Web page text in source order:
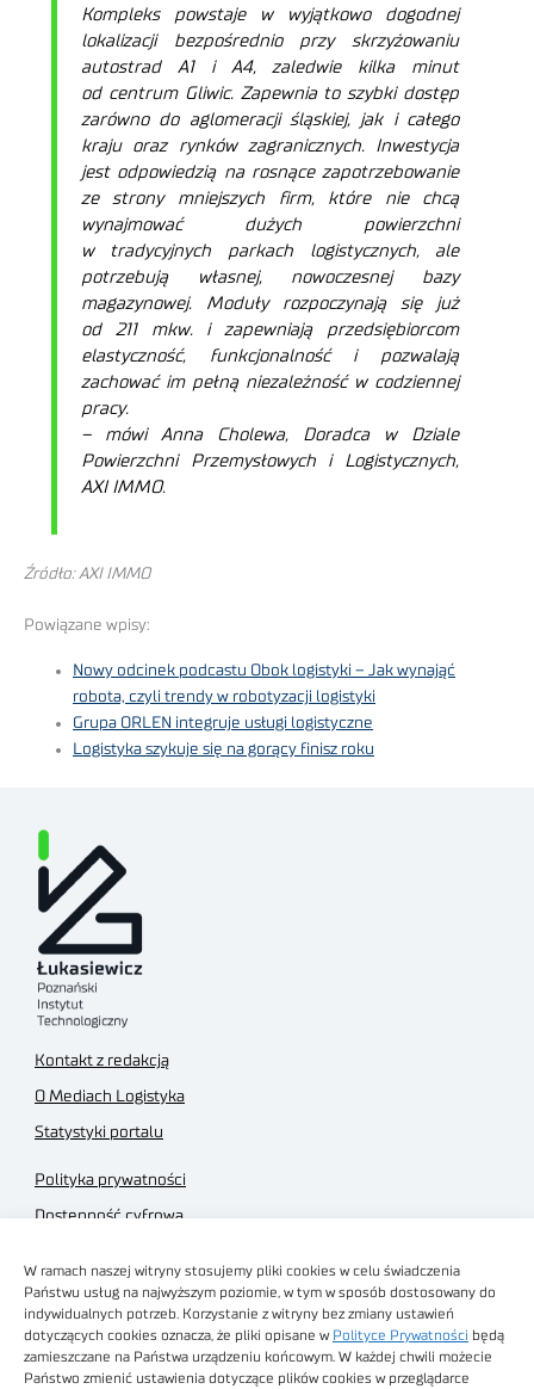
W ramach naszej witryny stosujemy pliki cookies w celu świadczenia
Państwu usług na najwyższym poziomie, w tym w sposób dostosowany do
indywidualnych potrzeb. Korzystanie z witryny bez zmiany ustawień
dotyczących cookies oznacza, że pliki opisane w Polityce Prywatności będą
zamieszczane na Państwa urządzeniu końcowym. W każdej chwili możecie
Państwo zmienić ustawienia dotyczące plików cookies w przeglądarce
Kompleks powstaje w wyjątkowo dogodnej
lokalizacji bezpośrednio przy skrzyżowaniu
autostrad A1 i A4, zaledwie kilka minut
od centrum Gliwic. Zapewnia to szybki dostęp
zarówno do aglomeracji śląskiej, jak i całego
kraju oraz rynków zagranicznych. Inwestycja
jest odpowiedzią na rosnące zapotrzebowanie
ze strony mniejszych firm, które nie chcą
wynajmować dużych powierzchni
w tradycyjnych parkach logistycznych, ale
potrzebują własnej, nowoczesnej bazy
magazynowej. Moduły rozpoczynają się już
od 211 mkw. i zapewniają przedsiębiorcom
elastyczność, funkcjonalność i pozwalają
zachować im pełną niezależność w codziennej
pracy.
– mówi Anna Cholewa, Doradca w Dziale
Powierzchni Przemysłowych i Logistycznych,
AXI IMMO.
Źródło:AXI IMMO
Powiązane wpisy:
Nowy odcinek podcastu Obok logistyki – Jak wynająć
robota, czyli trendy w robotyzacji logistyki
Grupa ORLEN integruje usługi logistyczne
Logistyka szykuje się na gorący finisz roku
Kontakt z redakcją
O Mediach Logistyka
Statystyki portalu
Polityka prywatności
Dostępność cyfrowa
Regulamin sklepu